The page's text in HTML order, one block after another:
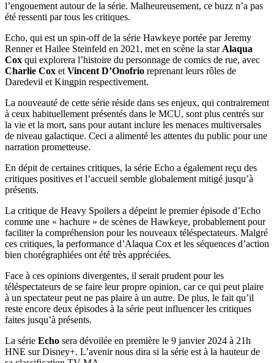
l’engouement autour de la série. Malheureusement, ce buzz n’a pas
été ressenti par tous les critiques.
Echo, qui est un spin-off de la série Hawkeye portée par Jeremy
Renner et Hailee Steinfeld en 2021, met en scène la star Alaqua
Cox qui explorera l’histoire du personnage de comics de rue, avec
Charlie Cox et Vincent D’Onofrio reprenant leurs rôles de
Daredevil et Kingpin respectivement.
La nouveauté de cette série réside dans ses enjeux, qui contrairement
à ceux habituellement présentés dans le MCU, sont plus centrés sur
la vie et la mort, sans pour autant inclure les menaces multiversales
de niveau galactique. Ceci a alimenté les attentes du public pour une
narration prometteuse.
En dépit de certaines critiques, la série Echo a également reçu des
critiques positives et l’accueil semble globalement mitigé jusqu’à
présents.
La critique de Heavy Spoilers a dépeint le premier épisode d’Echo
comme une « hachure » de scènes de Hawkeye, probablement pour
faciliter la compréhension pour les nouveaux téléspectateurs. Malgré
ces critiques, la performance d’Alaqua Cox et les séquences d’action
bien chorégraphiées ont été très appréciées.
Face à ces opinions divergentes, il serait prudent pour les
téléspectateurs de se faire leur propre opinion, car ce qui peut plaire
à un spectateur peut ne pas plaire à un autre. De plus, le fait qu’il
reste encore deux épisodes à la série peut influencer les critiques
faites jusqu’à présents.
La série Echo sera dévoilée en première le 9 janvier 2024 à 21h
HNE sur Disney+. L’avenir nous dira si la série est à la hauteur de